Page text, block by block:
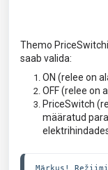
Themo
saab valida:
ON (relee on
OFF (relee on
PriceSwitch
määratud